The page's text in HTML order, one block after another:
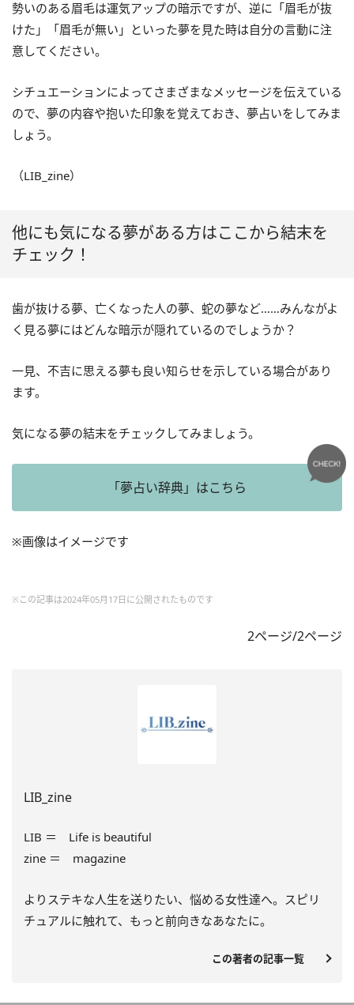
勢いのある眉毛は運気アップの暗示ですが、逆に「眉毛が抜
けた」「眉毛が無い」といった夢を見た時は自分の言動に注
意してください。
シチュエーションによってさまざまなメッセージを伝えている
ので、夢の内容や抱いた印象を覚えておき、夢占いをしてみま
しょう。
（LIB_zine）
他にも気になる夢がある方はここから結末を
チェック！
歯が抜ける夢、亡くなった人の夢、蛇の夢など……みんながよ
く見る夢にはどんな暗示が隠れているのでしょうか？
一見、不吉に思える夢も良い知らせを示している場合があり
ます。
気になる夢の結末をチェックしてみましょう。
「夢占い辞典」はこちら
※画像はイメージです
※この記事は2024年05月17日に公開されたものです
2ページ/2ページ
LIB_zine
LIB ＝ Life is beautiful
zine ＝ magazine
よりステキな人生を送りたい、悩める女性達へ。スピリ
チュアルに触れて、もっと前向きなあなたに。
この著者の記事一覧